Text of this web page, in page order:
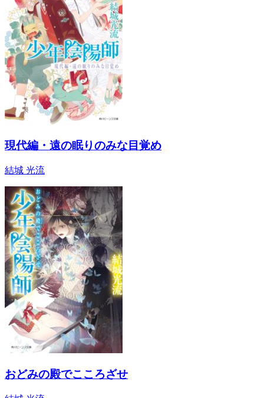
現代編・遠の眠りのみな目覚め
結城 光流
おどみの殿でこころざせ